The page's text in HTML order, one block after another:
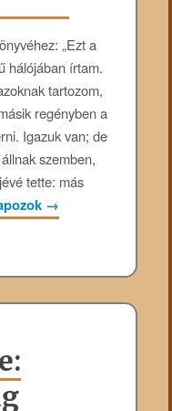
„Ezt a
hálójában írtam.
tartozom,
regényben a
Igazuk van; de
szemben,
tette: más
→